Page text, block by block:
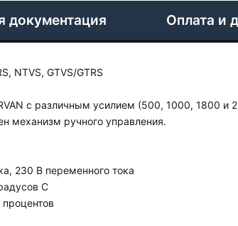
документация Оплата и
NTVS, GTVS/GTRS
с различным усилием (500, 1000, 1800
механизм ручного управления.
230 В переменного тока
C